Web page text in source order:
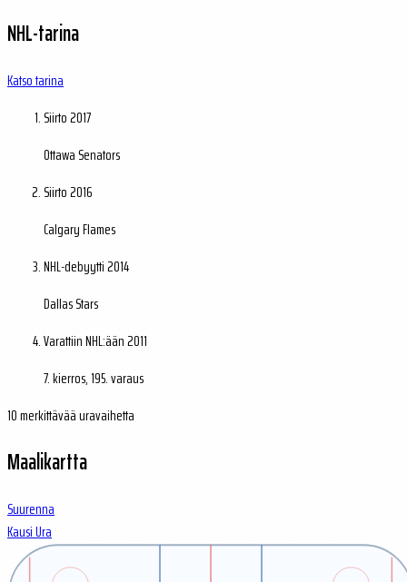
NHL-tarina
Katso tarina
Siirto2017
Ottawa Senators
Siirto2016
Calgary Flames
NHL-debyytti2014
Dallas Stars
Varattiin NHL:ään2011
7. kierros, 195. varaus
10 merkittävää uravaihetta
Maalikartta
Suurenna
KausiUra